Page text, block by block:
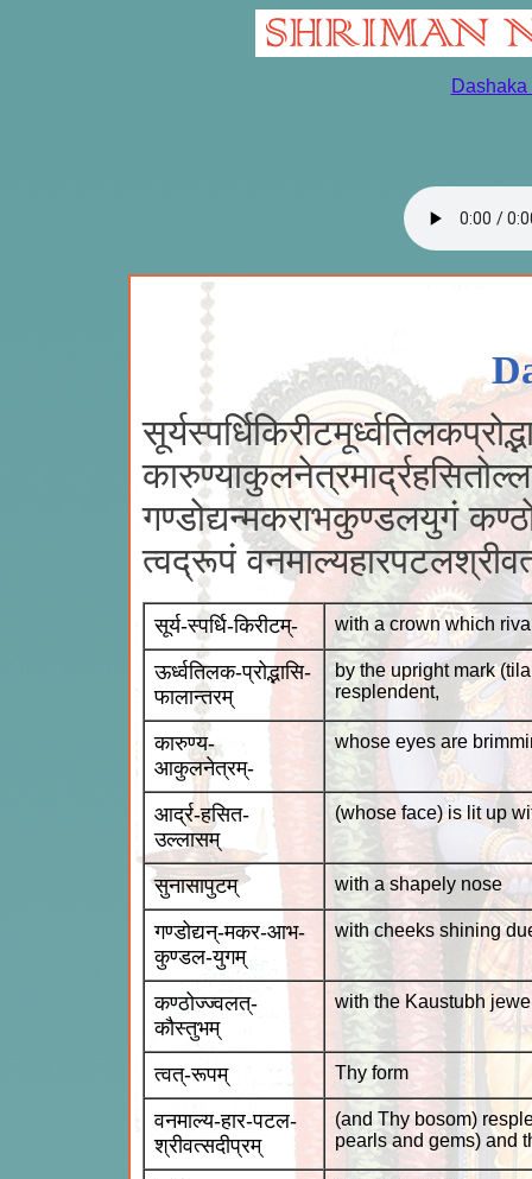
Dashaka
गण्डोद्यन्मकराभकुण्डलयुगं
त्वद्रूपं
सूर्य-स्पर्धि-किरीटम्- with a crown which
ऊर्ध्वतिलक-प्रोद्भासि-
फालान्तरम्
by the upright mark
resplendent,
कारुण्य-
आकुलनेत्रम्-
whose eyes are
आर्द्र-हसित-
उल्लासम्
(whose face) is lit up
सुनासापुटम् with a shapely nose
गण्डोद्यन्-मकर-आभ-
कुण्डल-युगम्
with cheeks shining
कण्ठोज्ज्वलत्-
कौस्तुभम्
with the Kaustubh
त्वत्-रूपम् Thy form
वनमाल्य-हार-पटल-
श्रीवत्सदीप्रम्
(and Thy bosom)
pearls and gems) and